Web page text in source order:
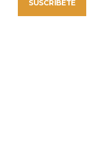
SUSCRIBETE